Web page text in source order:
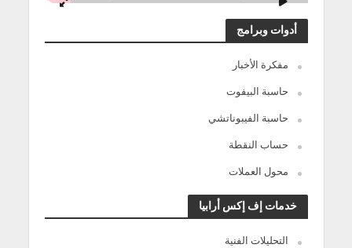
أدوات وبرامج
مفكرة الأخبار
حاسبة البيفوت
حاسبة الفيبوناتشي
حساب النقطة
محول العملات
خدمات إف إكس أرابيا
التحليلات الفنية